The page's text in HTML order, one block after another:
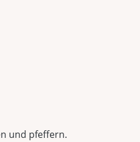
und pfeffern.